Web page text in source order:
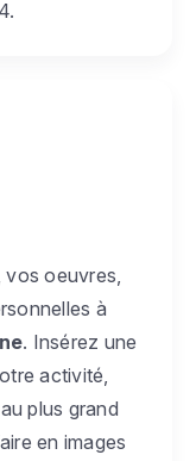
oeuvres,
à
. Insérez une
activité,
plus grand
en images